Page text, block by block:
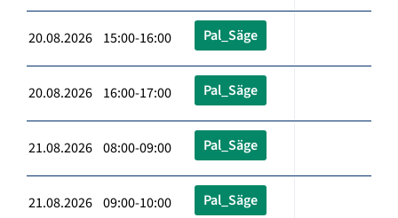
20.08.2026 15:00-16:00 Pal_Säge
20.08.2026 16:00-17:00 Pal_Säge
21.08.2026 08:00-09:00 Pal_Säge
21.08.2026 09:00-10:00 Pal_Säge